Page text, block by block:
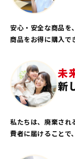
安心・安全な商品を
商品をお得に購入で
未
新
私たちは、廃棄され
費者に届けることで